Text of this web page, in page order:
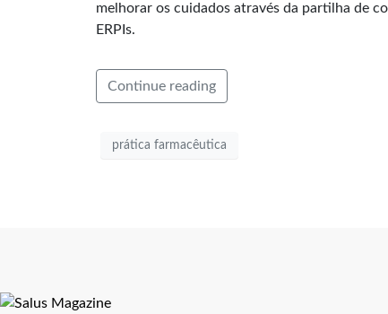
melhorar os cuidados através da partilha de
ERPIs.
Continue reading
prática farmacêutica